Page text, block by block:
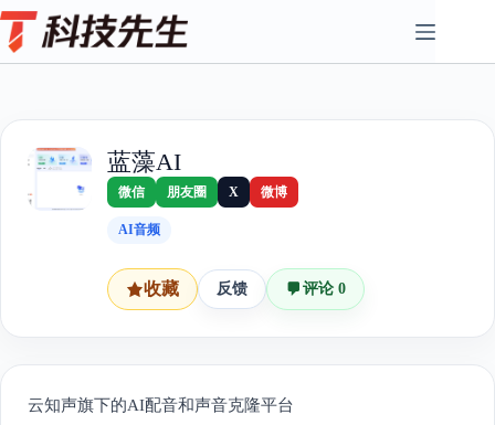
Skip
to
content
蓝藻AI
微信 朋友圈 X 微博
AI音频
收藏 反馈 评论 0
云知声旗下的AI配音和声音克隆平台